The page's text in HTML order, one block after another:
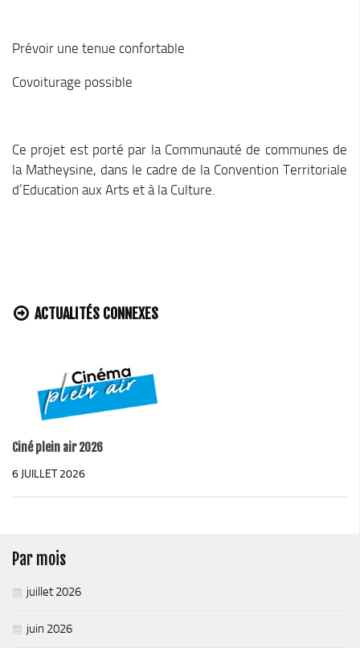
Idées sorties faciles
Via Ferrata
Développement durable
Déchets
Transition énergétique
Matheysine Rénovation : l’aide locale pour vos travaux
Certificats d’Economie d’Energie (CEE)
Logement
Eau & Assainissement
SPANC
Prévoir une tenue confortable
Covoiturage possible
Ce projet est porté par la Communauté de communes de
la Matheysine, dans le cadre de la Convention Territoriale
d’Education aux Arts et à la Culture.
ACTUALITÉS CONNEXES
Ciné plein air 2026
6 JUILLET 2026
Par mois
juillet 2026
juin 2026